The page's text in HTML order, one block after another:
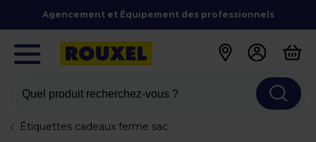
Agencement et Équipement des professionnels
Quel produit recherchez-vous ?
Étiquettes cadeaux ferme sac